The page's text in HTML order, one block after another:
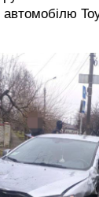
автомобілю